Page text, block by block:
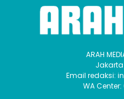
ARAH
Email redaksi:
WA